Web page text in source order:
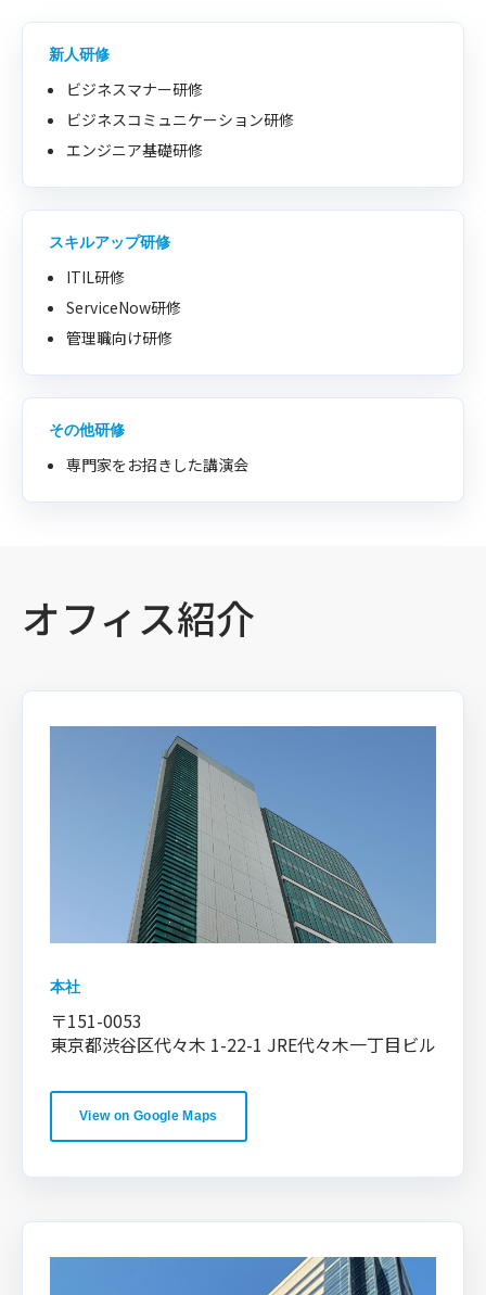
新人研修
ビジネスマナー研修
ビジネスコミュニケーション研修
エンジニア基礎研修
スキルアップ研修
ITIL研修
ServiceNow研修
管理職向け研修
その他研修
専門家をお招きした講演会
オフィス紹介
本社
〒151-0053
東京都渋谷区代々木 1-22-1 JRE代々木一丁目ビル
View on Google Maps